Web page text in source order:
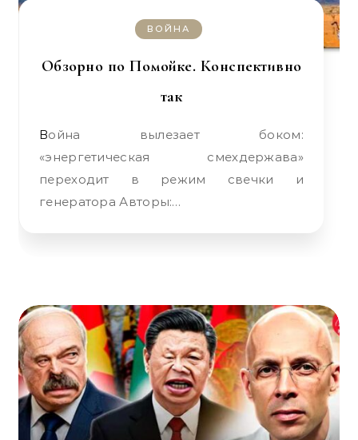
ВОЙНА
Обзорно по Помойке. Конспективно
так
Война вылезает боком:
«энергетическая смехдержава»
переходит в режим свечки и
генератора Авторы:…